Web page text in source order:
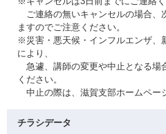
ご連絡の無いキャンセルの場合、
ますのでご注意ください。
※災害・悪天候・インフルエンザ、
により、
急遽、講師の変更や中止となる場
ください。
中止の際は、滋賀支部ホームペー
チラシデータ